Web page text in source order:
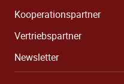
Kooperationspartner
Vertriebspartner
Newsletter